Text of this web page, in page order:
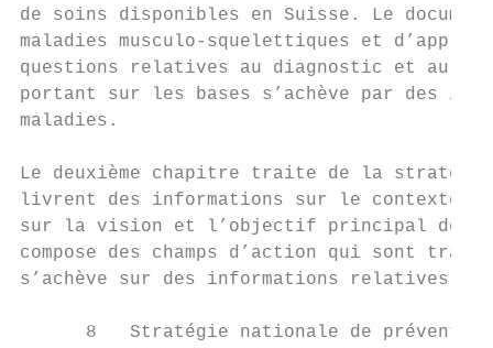
de soins disponibles en Suisse. Le
maladies musculo-squelettiques et
questions relatives au diagnostic et au
portant sur les bases s’achève par des
maladies.
Le deuxième chapitre traite de la
livrent des informations sur le contexte,
sur la vision et l’objectif principal de la
compose des champs d’action qui sont
s’achève sur des informations relatives
8   Stratégie nationale de